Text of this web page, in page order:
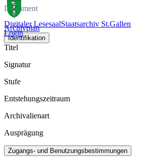
Digitaler LesesaalStaatsarchiv St.Gallen
Login
Dokument
Archivplan
Identifikation
Titel
Signatur
Stufe
Entstehungszeitraum
Archivalienart
Ausprägung
Zugangs- und Benutzungsbestimmungen